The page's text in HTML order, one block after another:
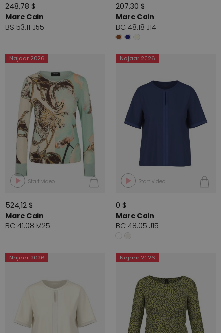
248,78 $
Marc Cain
BS 53.11 J55
207,30 $
Marc Cain
BC 48.18 J14
Najaar 2026
Start video
524,12 $
Marc Cain
BC 41.08 M25
Najaar 2026
Start video
0 $
Marc Cain
BC 48.05 J15
Najaar 2026 Najaar 2026